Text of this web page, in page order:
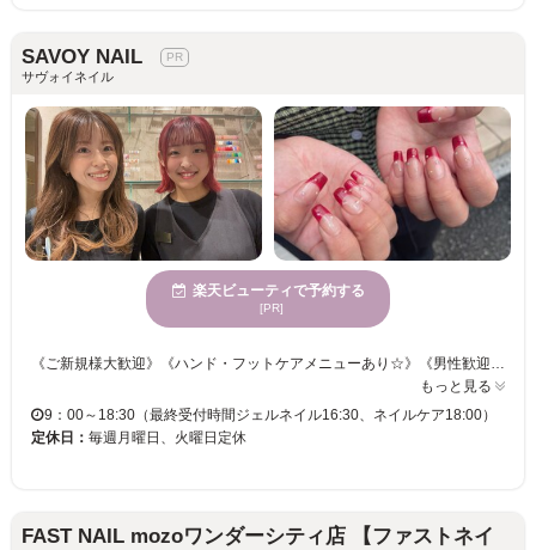
SAVOY NAIL
サヴォイネイル
楽天ビューティで予約する
[PR]
《ご新規様大歓迎》《ハンド・フットケアメニューあり☆》《男性歓迎》 予約が「×」でもご予約お取りできる場合がございます。 お手数ですがお電話でご確認下さいませ ︎︎◌ヘアサロンに併設されたネイルサロンで同時施術可能◎ ︎︎◌オフィス向けのシンプルデザイン、フレンチ、ニュアンスネイルetc. ︎︎◌持ちの良いパラジェル使用。リピーター様が続出◎ ︎︎◌お仕事があるから派手にできない...そんな方にはフットネイルで足元をオシャレに ︎︎◌ハンド・フットスパも◎自爪の健康を考えたケアで綺麗な仕上がりと持ちの良さをUP◎ ︎︎◌かかとの角質除去メニューなどもございます！ 固くなった角質をなめらかにし、スクラブを使って足全体の不要な角質を取り除き、保湿。 お気軽にご相談ください！お待ちしております！
もっと見る
9：00～18:30（最終受付時間ジェルネイル16:30、ネイルケア18:00）
定休日： 毎週月曜日、火曜日定休
FAST NAIL mozoワンダーシティ店 【ファストネイ